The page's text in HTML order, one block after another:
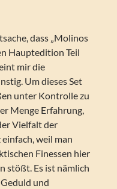
dass „Molinos
Hauptedition Teil
mir die
Um dieses Set
unter Kontrolle zu
Menge Erfahrung,
Vielfalt der
weil man
Finessen hier
stößt. Es ist nämlich
und